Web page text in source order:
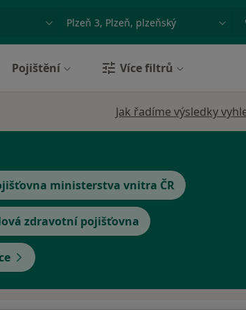
příjmení Město nebo region
Pojištění Více filtrů
Jak řadíme výsledky
ministerstva vnitra ČR
zdravotní pojišťovna